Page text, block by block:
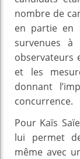
nombre de
en partie en
survenues
observateurs
et les
donnant
concurrence.
Pour Kaïs
lui permet
même avec